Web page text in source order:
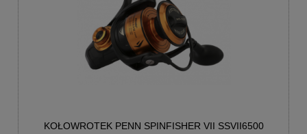
KOŁOWROTEK PENN SPINFISHER VII SSVII6500